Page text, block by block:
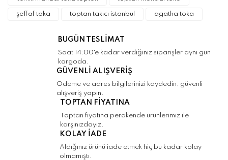
Ürün açıklamasında eksik bilgiler bulunuyor.
Ürün bilgilerinde hatalar bulunuyor.
Gönder
şeffaf toka toptan takıcı istanbul agatha toka
BUGÜN TESLİMAT
Saat 14:00'e kadar verdiğiniz siparişler aynı gün
kargoda.
GÜVENLİ ALIŞVERİŞ
Ödeme ve adres bilgilerinizi kaydedin, güvenli
alışveriş yapın.
TOPTAN FİYATINA
Toptan fiyatına perakende ürünlerimiz ile
karşınızdayız.
KOLAY İADE
Aldığınız ürünü iade etmek hiç bu kadar kolay
olmamıştı.